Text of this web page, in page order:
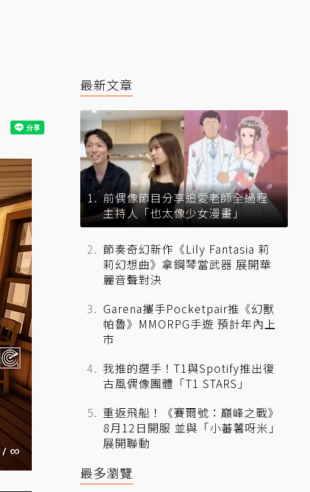
最新文章
前偶像節目分享追愛老師全過程
主持人「也太像少女漫畫」
節奏奇幻新作《Lily Fantasia 莉
莉幻想曲》拿鋼琴當武器 展開華
麗音聲對決
Garena攜手Pocketpair推《幻獸
帕魯》MMORPG手遊 預計年內上
市
我推的選手！T1與Spotify推出復
古風偶像團體「T1 STARS」
重返飛船！《賽爾號：巔峰之戰》
8月12日開服 並與「小蕃薯呀米」
展開聯動
最多瀏覽